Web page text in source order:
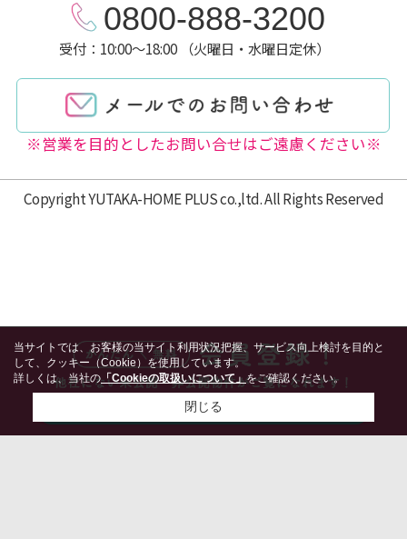
0800-888-3200
受付：10:00～18:00 （火曜日・水曜日定休）
※営業を目的としたお問い合せはご遠慮ください※
Copyright YUTAKA-HOME PLUS co.,ltd. All Rights Reserved
当サイトでは、お客様の当サイト利用状況把握、サービス向上検討を目的と
して、クッキー（Cookie）を使用しています。
詳しくは、当社の「Cookieの取扱いについて」をご確認ください。
閉じる